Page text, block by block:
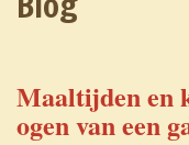
Le camping rural
Contact
Maaltijden en
ogen van een